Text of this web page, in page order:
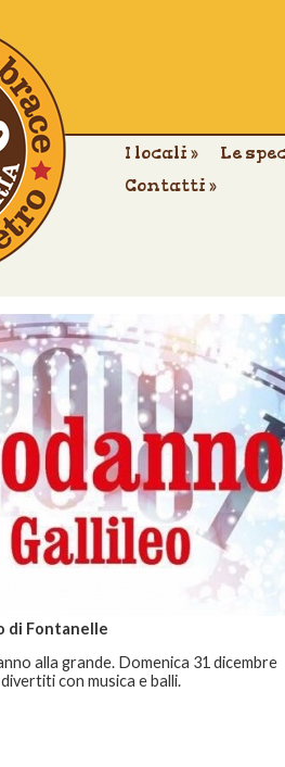
I locali »
Le
Contatti »
di Fontanelle
alla grande. Domenica 31 dicembre
con musica e balli.